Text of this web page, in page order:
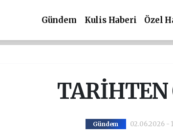
Gündem Kulis Haberi Özel
TARİHTEN
Gündem 02.06.2026 -